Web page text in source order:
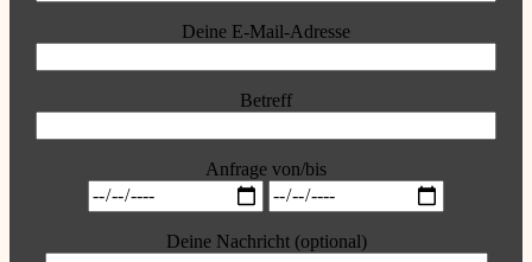
Deine E-Mail-Adresse
Betreff
Anfrage von/bis
Deine Nachricht (optional)